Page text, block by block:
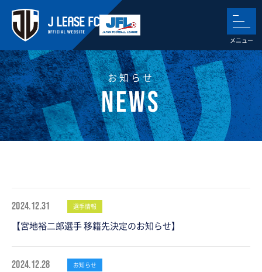
お知らせ
2024.12.31 選手情報
【宮地裕二郎選手 移籍先決定のお知らせ】
2024.12.28 お知らせ